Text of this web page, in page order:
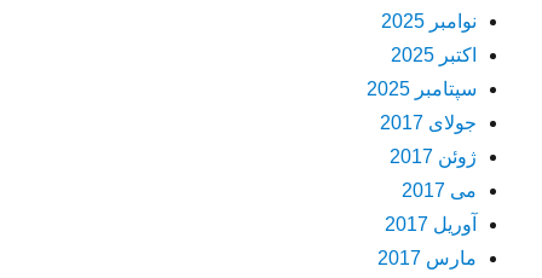
نوامبر 2025
اکتبر 2025
سپتامبر 2025
جولای 2017
ژوئن 2017
می 2017
آوریل 2017
مارس 2017